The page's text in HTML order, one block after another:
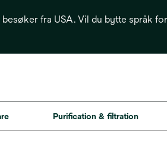
fra USA. Vil du bytte språk
Purification & filtration